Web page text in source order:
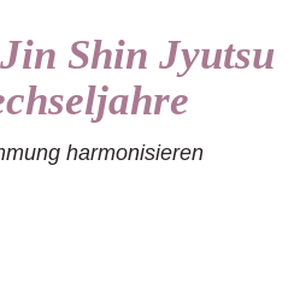
Shin Jyutsu
harmonisieren